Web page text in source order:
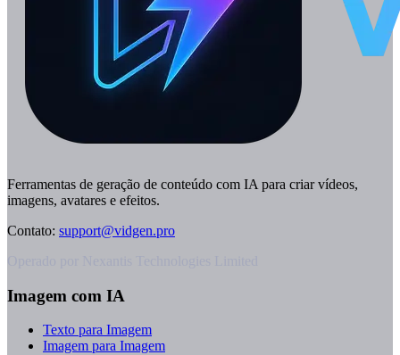
Ferramentas de geração de conteúdo com IA para criar vídeos,
imagens, avatares e efeitos.
Contato: support@vidgen.pro
Imagem com IA
Texto para Imagem
Imagem para Imagem